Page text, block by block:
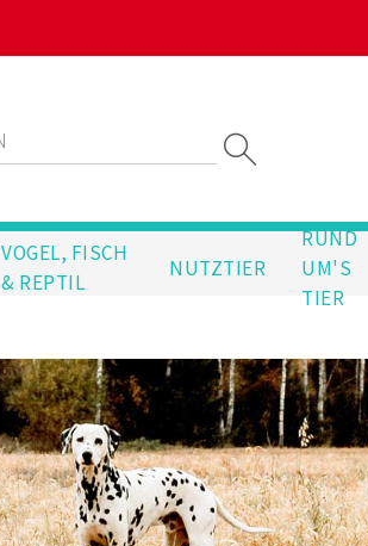
VOGEL, FISCH
& REPTIL
NUTZTIER
RUND
UM'S
TIER